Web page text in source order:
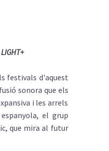
LIGHT+
festivals d'aquest
fusió sonora que els
i lesarrels
espanyola, el grup
, que mira al futur